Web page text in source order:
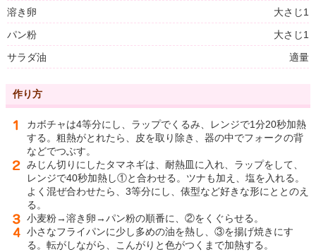
溶き卵
大さじ1
パン粉
大さじ1
サラダ油
適量
作り方
カボチャは4等分にし、ラップでくるみ、レンジで1分20秒加熱
する。粗熱がとれたら、皮を取り除き、器の中でフォークの背
などでつぶす。
みじん切りにしたタマネギは、耐熱皿に入れ、ラップをして、
レンジで40秒加熱し①と合わせる。ツナも加え、塩を入れる。
よく混ぜ合わせたら、3等分にし、俵型など好きな形にととのえ
る。
小麦粉→溶き卵→パン粉の順番に、②をくぐらせる。
小さなフライパンに少し多めの油を熱し、③を揚げ焼きにす
る。転がしながら、こんがりと色がつくまで加熱する。